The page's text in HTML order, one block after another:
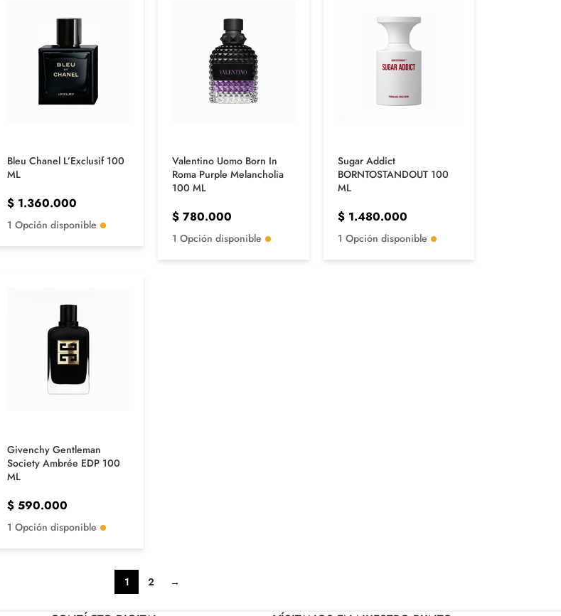
Bleu Chanel L’Exclusif 100
ML
$ 1.360.000
1 Opción disponible
Valentino Uomo Born In
Roma Purple Melancholia
100 ML
$ 780.000
1 Opción disponible
Sugar Addict
BORNTOSTANDOUT 100
ML
$1.480.000
1 Opción disponible
Givenchy Gentleman
Society Ambrée EDP 100
ML
$ 590.000
1 Opción disponible
1 2 →